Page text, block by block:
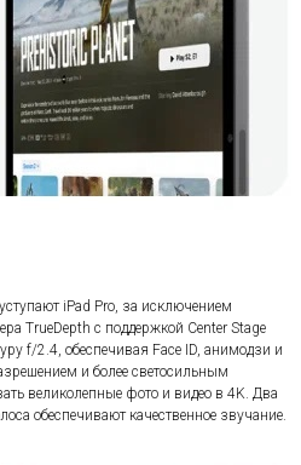
iPad Pro, за исключением
TrueDepth с поддержкой Center Stage
f/2.4, обеспечивая Face ID, анимодзи и
и более светосильным
великолепные фото и видео в 4K. Два
обеспечивают качественное звучание.